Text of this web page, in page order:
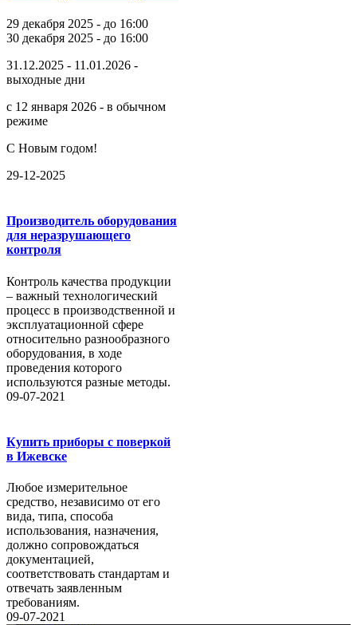
29 декабря 2025 - до 16:00
30 декабря 2025 - до 16:00
31.12.2025 - 11.01.2026 -
выходные дни
с 12 января 2026 - в обычном
режиме
С Новым годом!
29-12-2025
Производитель оборудования
для неразрушающего
контроля
Контроль качества продукции
– важный технологический
процесс в производственной и
эксплуатационной сфере
относительно разнообразного
оборудования, в ходе
проведения которого
используются разные методы.
09-07-2021
Купить приборы с поверкой
в Ижевске
Любое измерительное
средство, независимо от его
вида, типа, способа
использования, назначения,
должно сопровождаться
документацией,
соответствовать стандартам и
отвечать заявленным
требованиям.
09-07-2021